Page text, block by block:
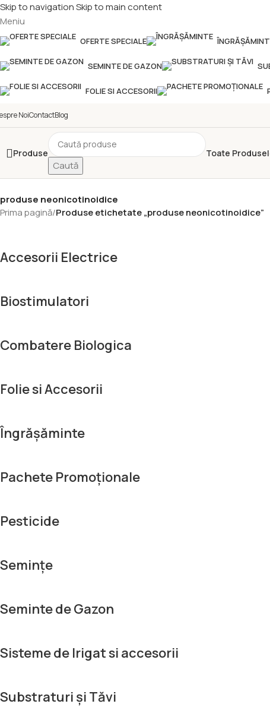
Skip to navigationSkip to main content
Meniu
OFERTE SPECIALE
SEMINTE DE GAZON
FOLIE SI ACCESORII
NoiContactBlog
Produse
Caută
Toate
produse neonicotinoidice
Prima pagină/Produse etichetate „produse neonicotinoidice”
Accesorii Electrice
Biostimulatori
Combatere Biologica
Folie si Accesorii
Îngrășăminte
Pachete Promoționale
Pesticide
Semințe
Seminte de Gazon
Sisteme de Irigat si accesorii
Substraturi și Tăvi